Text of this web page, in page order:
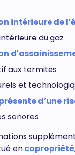
intérieure de
du gaz
aux termites
et
d’une
sonores
en copropriété